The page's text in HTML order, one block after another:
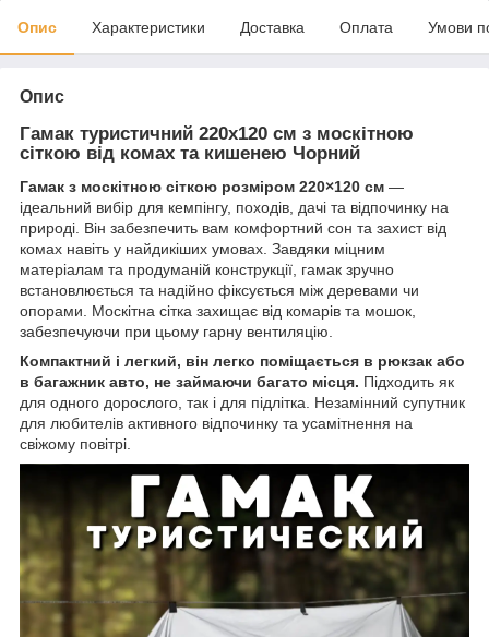
Опис Характеристики Доставка Оплата Умови
Опис
Гамак туристичний 220x120 см з москітною
сіткою від комах та кишенею Чорний
Гамак з москітною сіткою розміром 220×120 см —
ідеальний вибір для кемпінгу, походів, дачі та відпочинку на
природі. Він забезпечить вам комфортний сон та захист від
комах навіть у найдикіших умовах. Завдяки міцним
матеріалам та продуманій конструкції, гамак зручно
встановлюється та надійно фіксується між деревами чи
опорами. Москітна сітка захищає від комарів та мошок,
забезпечуючи при цьому гарну вентиляцію.
Компактний і легкий, він легко поміщається в рюкзак або
в багажник авто, не займаючи багато місця. Підходить як
для одного дорослого, так і для підлітка. Незамінний супутник
для любителів активного відпочинку та усамітнення на
свіжому повітрі.